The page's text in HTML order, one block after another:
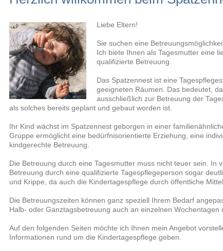
Liebe Eltern!
Sie suchen eine
Ich biete Ihnen als Tagesmutter eine
qualifizierte Betreuung.
Das Spatzennest ist eine
geeigneten Räumen. Das bedeutet,
ausschließlich zur Betreuung der
als solches bereits geplant und gebaut worden ist.
Ihr Kind wächst im Spatzennest geborgen in einer
Gruppe ermöglicht eine bedürfnisorientierte Erziehung, eine
kindgerechte Betreuung.
Die Betreuung durch eine Tagesmutter muss nicht teuer sein. In
Betreuung durch eine qualifizierte Tagespflegeperson sogar
und Krippe, da auch die Kindertagespflege durch öffentliche
Die Betreuungszeiten können ganz speziell Ihrem Bedarf
Halb- oder Ganztagsbetreuung auch an einzelnen Wochentagen
Auf den folgenden Seiten möchte ich Ihnen mein Angebot
Informationen rund um die Kindertagespflege geben.